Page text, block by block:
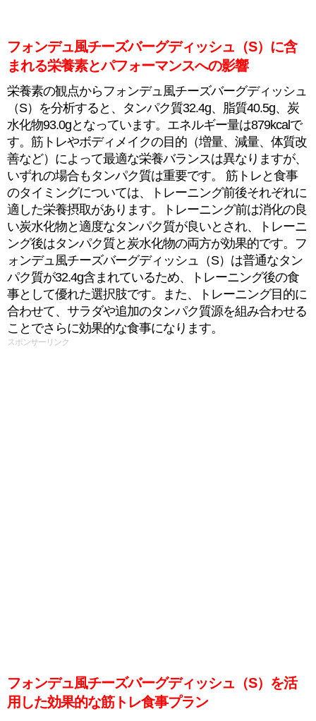
フォンデュ風チーズバーグディッシュ（S）に含
まれる栄養素とパフォーマンスへの影響
栄養素の観点からフォンデュ風チーズバーグディッシュ
（S）を分析すると、タンパク質32.4g、脂質40.5g、炭
水化物93.0gとなっています。エネルギー量は879kcalで
す。筋トレやボディメイクの目的（増量、減量、体質改
善など）によって最適な栄養バランスは異なりますが、
いずれの場合もタンパク質は重要です。 筋トレと食事
のタイミングについては、トレーニング前後それぞれに
適した栄養摂取があります。トレーニング前は消化の良
い炭水化物と適度なタンパク質が良いとされ、トレーニ
ング後はタンパク質と炭水化物の両方が効果的です。フ
ォンデュ風チーズバーグディッシュ（S）は普通なタン
パク質が32.4g含まれているため、トレーニング後の食
事として優れた選択肢です。また、トレーニング目的に
合わせて、サラダや追加のタンパク質源を組み合わせる
ことでさらに効果的な食事になります。
スポンサーリンク
フォンデュ風チーズバーグディッシュ（S）を活
用した効果的な筋トレ食事プラン